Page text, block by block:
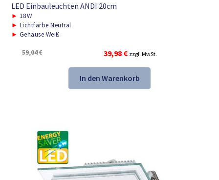
LED Einbauleuchten ANDI 20cm
► 18W
► Lichtfarbe Neutral
► Gehäuse Weiß
59,04€
Ursprünglicher
Preis
war:
59,04 €
39,98 €Aktueller
Preis
ist:
39,98 €.
zzgl. MwSt.
In den Warenkorb